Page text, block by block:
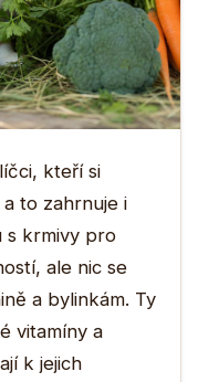
kteří si
to zahrnuje i
s krmivy pro
ale nic se
a bylinkám. Ty
vitamíny a
k jejich